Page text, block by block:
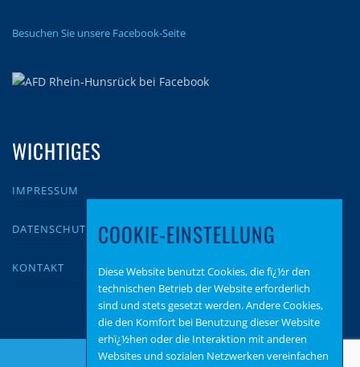
Besuchen Sie unsere Facebook-Seite
WICHTIGES
IMPRESSUM
DATENSCHUTZ
KONTAKT
COOKIE-EINSTELLUNG
Diese Website benutzt Cookies, die fï¿½r den
technischen Betrieb der Website erforderlich
sind und stets gesetzt werden. Andere Cookies,
die den Komfort bei Benutzung dieser Website
erhï¿½hen oder die Interaktion mit anderen
Websites und sozialen Netzwerken vereinfachen